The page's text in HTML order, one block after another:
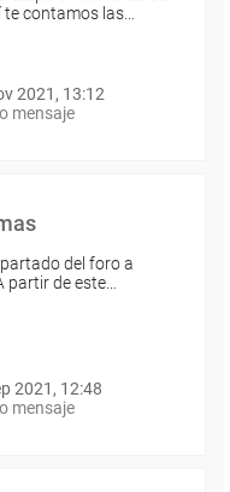
contamos las…
2021, 13:12
mensaje
del foro a
de este…
2021, 12:48
mensaje